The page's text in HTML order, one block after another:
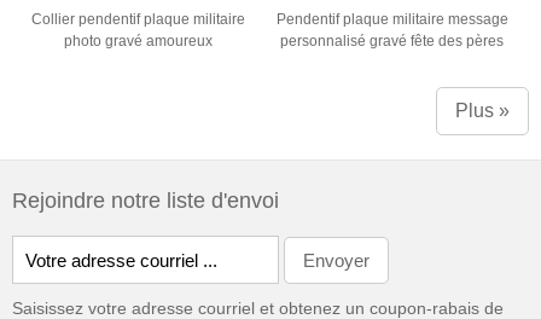
Collier pendentif plaque militaire
photo gravé amoureux
Pendentif plaque militaire message
personnalisé gravé fête des pères
Plus »
Rejoindre notre liste d'envoi
Saisissez votre adresse courriel et obtenez un coupon-rabais de